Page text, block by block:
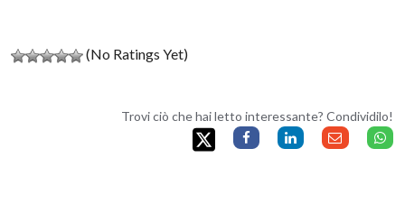
(No Ratings Yet)
Trovi ciò che hai letto interessante? Condividilo!